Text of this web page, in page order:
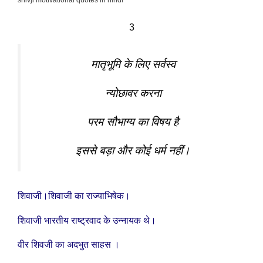
3
मातृभूमि के लिए सर्वस्व
न्योछावर करना
परम सौभाग्य का विषय है
इससे बड़ा और कोई धर्म नहीं।
शिवाजी।शिवाजी का राज्याभिषेक।
शिवाजी भारतीय राष्ट्रवाद के उन्नायक थे।
वीर शिवजी का अदभुत साहस ।